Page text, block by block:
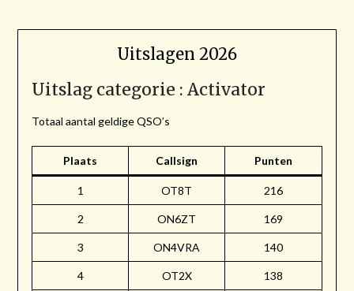
Uitslagen 2026
Uitslag categorie : Activator
Totaal aantal geldige QSO’s
Plaats Callsign Punten
1 OT8T 216
2 ON6ZT 169
3 ON4VRA 140
4 OT2X 138